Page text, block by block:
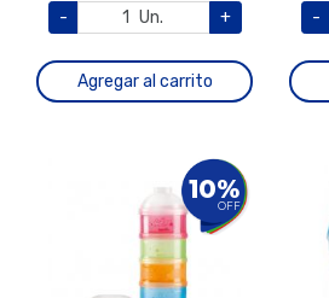
-
Un. +
Agregar al carrito
-
10%
OFF